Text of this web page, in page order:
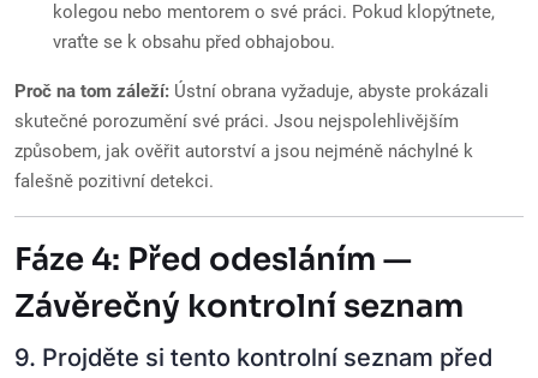
kolegou nebo mentorem o své práci. Pokud klopýtnete,
vraťte se k obsahu před obhajobou.
Proč na tom záleží: Ústní obrana vyžaduje, abyste prokázali
skutečné porozumění své práci. Jsou nejspolehlivějším
způsobem, jak ověřit autorství a jsou nejméně náchylné k
falešně pozitivní detekci.
Fáze 4: Před odesláním —
Závěrečný kontrolní seznam
9. Projděte si tento kontrolní seznam před